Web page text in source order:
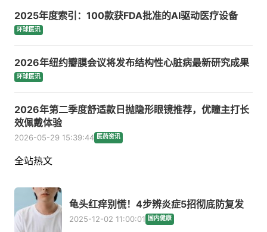
2025年度索引：100款获FDA批准的AI驱动医疗设备
环球医讯
2026年纽约瓣膜会议将发布结构性心脏病最新研究成果
环球医讯
2026年第二季度舒适款日抛隐形眼镜推荐，优瞳主打长
效佩戴体验
2026-05-29 15:39:44 医药资讯
全站热文
龟头红痒别慌！4步辨炎症5招彻底防复发
2025-12-02 11:00:01 国内健康